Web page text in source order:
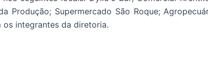
Produção; Supermercado São Roque;
os integrantes da diretoria.